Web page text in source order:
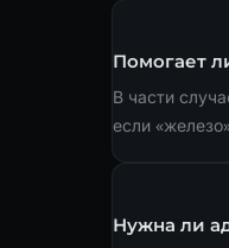
Помогает
В части
если
Нужна ли